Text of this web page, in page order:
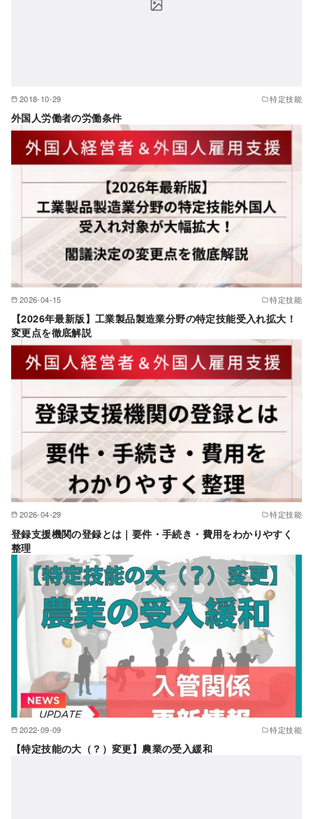
2018-10-29 特定技能
外国人労働者の労働条件
2026-04-15 特定技能
【2026年最新版】工業製品製造業分野の特定技能受入れ拡大！
変更点を徹底解説
2026-04-29 特定技能
登録支援機関の登録とは｜要件・手続き・費用をわかりやすく
整理
2022-09-09 特定技能
【特定技能の大（？）変更】農業の受入緩和